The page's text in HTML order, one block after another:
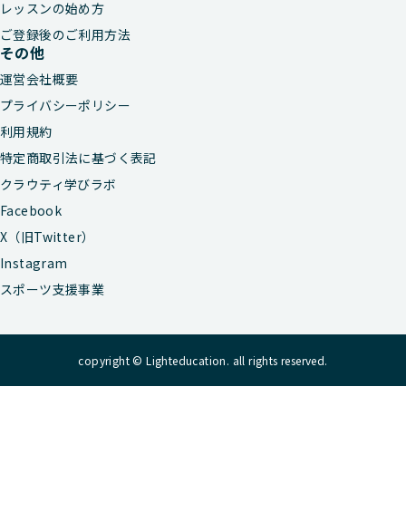
レッスンの始め方
ご登録後のご利用方法
その他
運営会社概要
プライバシーポリシー
利用規約
特定商取引法に基づく表記
クラウティ学びラボ
Facebook
X（旧Twitter）
Instagram
スポーツ支援事業
copyright © Lighteducation. all rights reserved.